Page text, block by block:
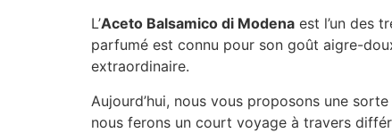
L’Aceto Balsamico di Modena est l’un des
parfumé est connu pour son goût aigre-
extraordinaire.
Aujourd’hui, nous vous proposons une
nous ferons un court voyage à travers